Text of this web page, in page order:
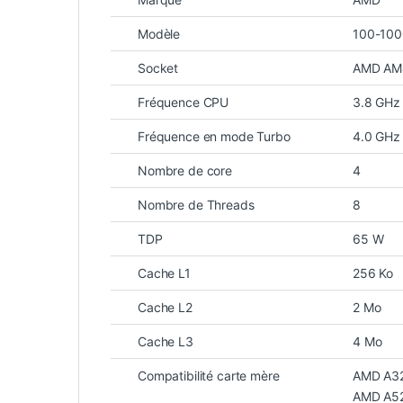
Modèle 100-
Socket AMD
Fréquence CPU 3.8 GHz
Fréquence en mode Turbo 4.0 GHz
Nombre de core 4
Nombre de Threads 8
TDP 65 W
Cache L1 256 Ko
Cache L2 2 Mo
Cache L3 4 Mo
Compatibilité carte mère
AMD
AMD